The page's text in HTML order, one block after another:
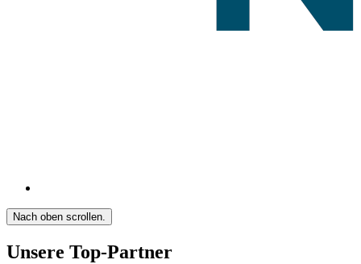
Nach oben scrollen.
Unsere Top-Partner